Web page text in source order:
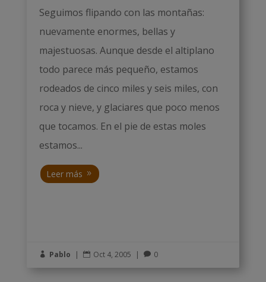
Seguimos flipando con las montañas:
nuevamente enormes, bellas y
majestuosas. Aunque desde el altiplano
todo parece más pequeño, estamos
rodeados de cinco miles y seis miles, con
roca y nieve, y glaciares que poco menos
que tocamos. En el pie de estas moles
estamos...
Leer más
 Pablo |  Oct 4, 2005 |  0